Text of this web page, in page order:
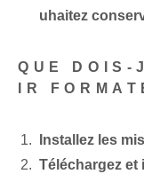
uhaitez
QUE DOIS-
IR
Installez les
Téléchargez et